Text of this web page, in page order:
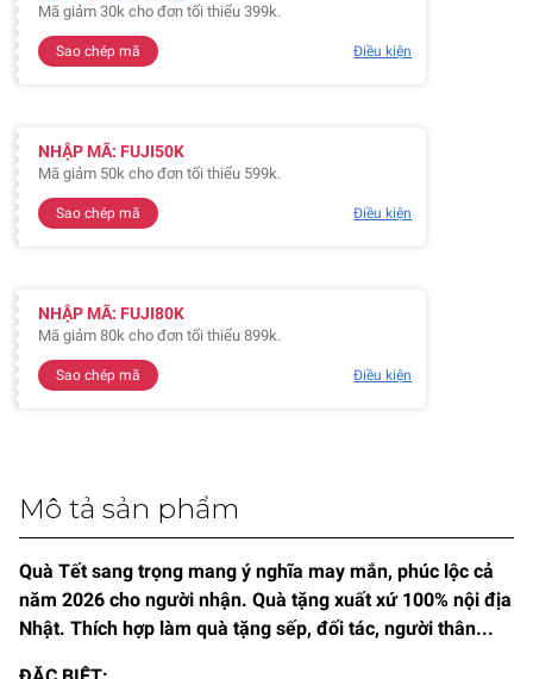
Mã giảm 30k cho đơn tối thiểu 399k.
Sao chép mã Điều kiện
NHẬP MÃ: FUJI50K
Mã giảm 50k cho đơn tối thiểu 599k.
Sao chép mã Điều kiện
NHẬP MÃ: FUJI80K
Mã giảm 80k cho đơn tối thiểu 899k.
Sao chép mã Điều kiện
Mô tả sản phẩm
Quà Tết sang trọng mang ý nghĩa may mắn, phúc lộc cả
năm 2026 cho người nhận. Quà tặng xuất xứ 100% nội địa
Nhật. Thích hợp làm quà tặng sếp, đối tác, người thân...